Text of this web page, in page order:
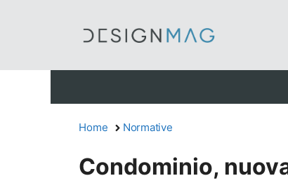
Home Normative
Condominio,